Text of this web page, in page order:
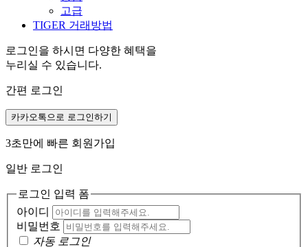
고급
TIGER 거래방법
로그인을 하시면 다양한 혜택을
누리실 수 있습니다.
간편 로그인
카카오톡으로 로그인하기
3초만에 빠른 회원가입
일반 로그인
로그인 입력 폼
아이디
비밀번호
자동 로그인